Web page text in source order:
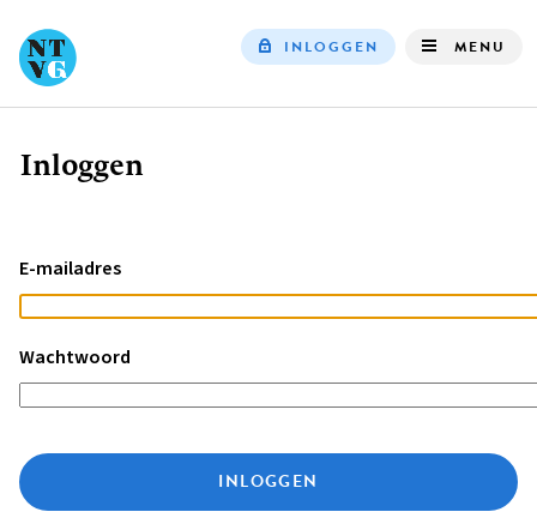
INLOGGEN MENU
Kruimelpad
Inloggen
E-mailadres
Wachtwoord
INLOGGEN